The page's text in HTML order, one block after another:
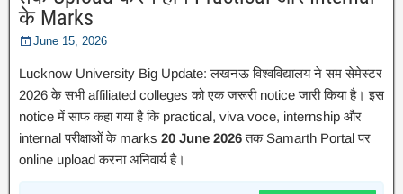
के Marks
June 15, 2026
Lucknow University Big Update: लखनऊ विश्वविद्यालय ने सम सेमेस्टर
2026 के सभी affiliated colleges को एक जरूरी notice जारी किया है। इस
notice में साफ कहा गया है कि practical, viva voce, internship और
internal परीक्षाओं के marks 20 June 2026तक Samarth Portal पर
online upload करना अनिवार्य है।